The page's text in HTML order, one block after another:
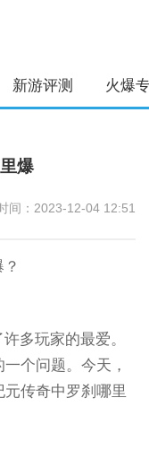
新游评测 火爆
爆
间：2023-12-04 12:51
多玩家的最爱。
个问题。今天，
传奇中罗刹哪里